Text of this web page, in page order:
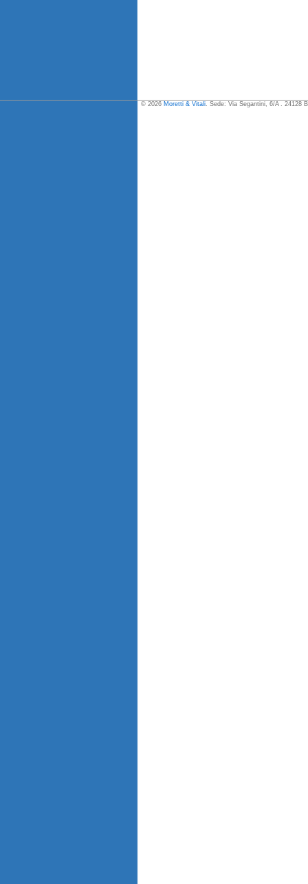
© 2026 Moretti & Vitali . Sede: Via Segantini, 6/A . 24128